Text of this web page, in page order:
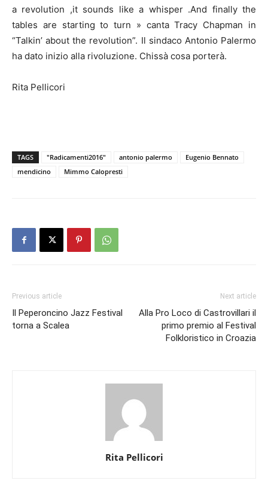
a revolution ,it sounds like a whisper .And finally the
tables are starting to turn » canta Tracy Chapman in
“Talkin’ about the revolution”. Il sindaco Antonio Palermo
ha dato inizio alla rivoluzione. Chissà cosa porterà.
Rita Pellicori
TAGS "Radicamenti2016" antonio palermo
Eugenio Bennato
mendicino
Mimmo Calopresti
Previous article
Il Peperoncino Jazz Festival
torna a Scalea
Next article
Alla Pro Loco di Castrovillari il
primo premio al Festival
Folkloristico in Croazia
Rita Pellicori